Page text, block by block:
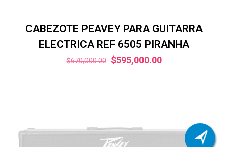
CABEZOTE PEAVEY PARA GUITARRA
ELECTRICA REF 6505 PIRANHA
$670,000.00
El
$595,000.00El